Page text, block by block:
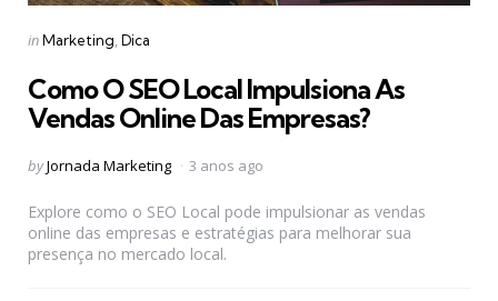
Categories
Posted
inMarketing Dica
Como O SEO Local Impulsiona As
Vendas Online Das Empresas?
Posted
byJornada Marketing 3 anos ago
Explore como o SEO Local pode impulsionar as vendas
online das empresas e estratégias para melhorar sua
presença no mercado local.